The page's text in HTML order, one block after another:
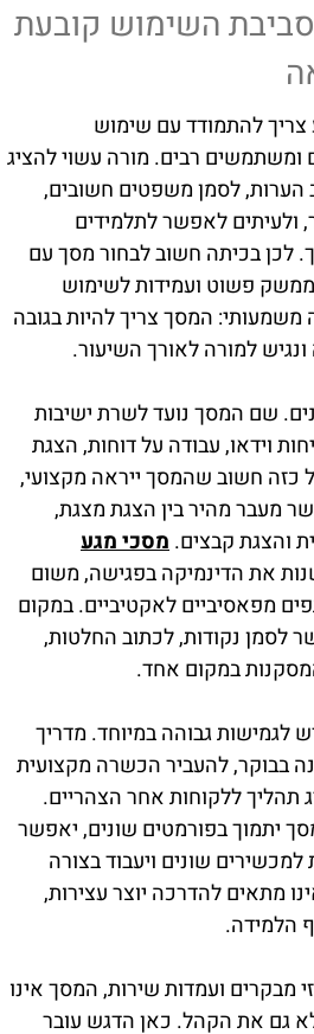
השימוש קובעת
להתמודד עם שימוש
ומשתמשים רבים. מורה עשוי להציג
הערות, לסמן משפטים חשובים,
ולעיתים לאפשר לתלמידים
לכן בכיתה חשוב לבחור מסך עם
ממשק פשוט ועמידות לשימוש
משמעותי: המסך צריך להיות בגובה
למורה לאורך השיעור.
שם המסך נועד לשרת ישיבות
וידאו, עבודה על דוחות, הצגת
כזה חשוב שהמסך ייראה מקצועי,
מעבר מהיר בין הצגת מצגת,
והצגת קבצים.מסכי מגע
את הדינמיקה בפגישה, משום
מפאסיביים לאקטיביים. במקום
לסמן נקודות, לכתוב החלטות,
במקום אחד.
לגמישות גבוהה במיוחד. מדריך
בבוקר, להעביר הכשרה מקצועית
תהליך ללקוחות אחר הצהריים.
יתמוך בפורמטים שונים, יאפשר
שונים ויעבוד בצורה
מתאים להדרכה יוצר עצירות,
הלמידה.
מבקרים ועמדות שירות, המסך אינו
גם את הקהל. כאן הדגש עובר